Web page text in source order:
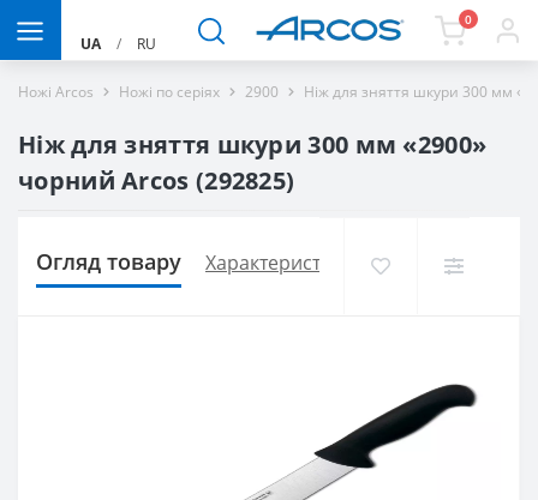
UA / RU
0
Ножі Arcos Ножі по серіях 2900 Ніж для зняття шкури 300 мм
Ніж для зняття шкури 300 мм «2900»
чорний Arcos (292825)
Огляд товару Характеристики Доставка і